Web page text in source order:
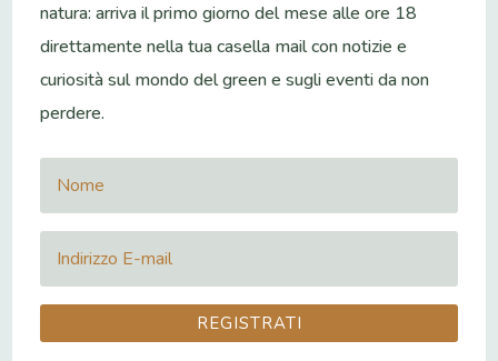
natura: arriva il primo giorno del mese alle ore 18
direttamente nella tua casella mail con notizie e
curiosità sul mondo del green e sugli eventi da non
perdere.
REGISTRATI